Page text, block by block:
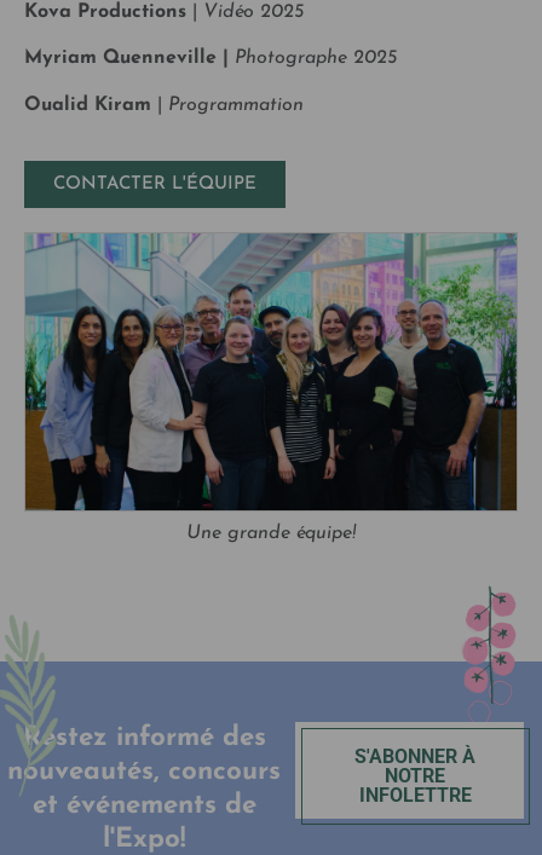
Kova Productions Vidéo 2025
Myriam Quenneville | Photographe 2025
Oualid Kiram Programmation
CONTACTER L'ÉQUIPE
Une grande équipe!
Restez informé des
nouveautés, concours
et événements de
l'Expo!
S'ABONNER À
NOTRE
INFOLETTRE